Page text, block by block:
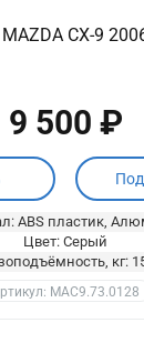
CX-9
9 500 ₽
ABS пластик,
Цвет: Серый
кг:
MAC9.73.0128